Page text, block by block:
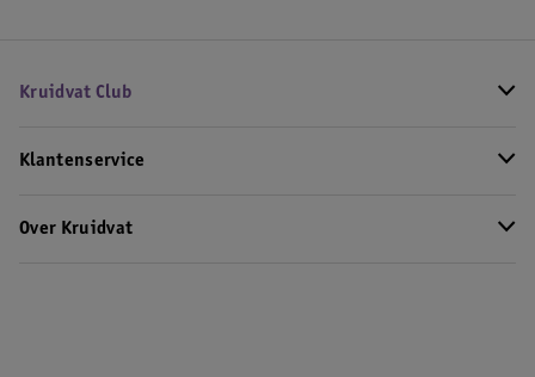
Kruidvat Club
Klantenservice
Over Kruidvat